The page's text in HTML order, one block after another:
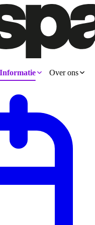
Informatie Over ons